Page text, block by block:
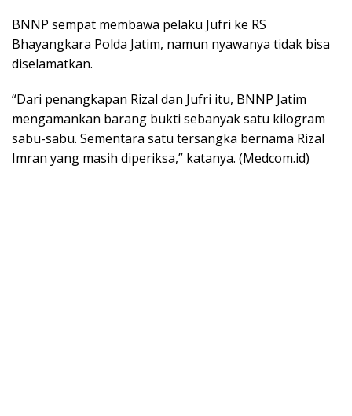
BNNP sempat membawa pelaku Jufri ke RS
Bhayangkara Polda Jatim, namun nyawanya tidak bisa
diselamatkan.
“Dari penangkapan Rizal dan Jufri itu, BNNP Jatim
mengamankan barang bukti sebanyak satu kilogram
sabu-sabu. Sementara satu tersangka bernama Rizal
Imran yang masih diperiksa,” katanya. (Medcom.id)